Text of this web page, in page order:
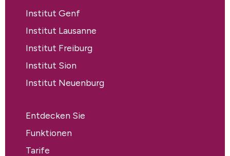
Institut Genf
Institut Lausanne
Institut Freiburg
Institut Sion
Institut Neuenburg
Entdecken Sie
Funktionen
Tarife